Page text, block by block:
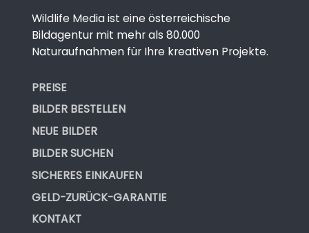
Wildlife Media ist eine österreichische
Bildagentur mit mehr als 80.000
Naturaufnahmen für Ihre kreativen Projekte.
PREISE
BILDER BESTELLEN
NEUE BILDER
BILDER SUCHEN
SICHERES EINKAUFEN
GELD-ZURÜCK-GARANTIE
KONTAKT